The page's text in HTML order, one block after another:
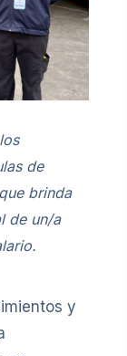
de
brinda
de un/a
y